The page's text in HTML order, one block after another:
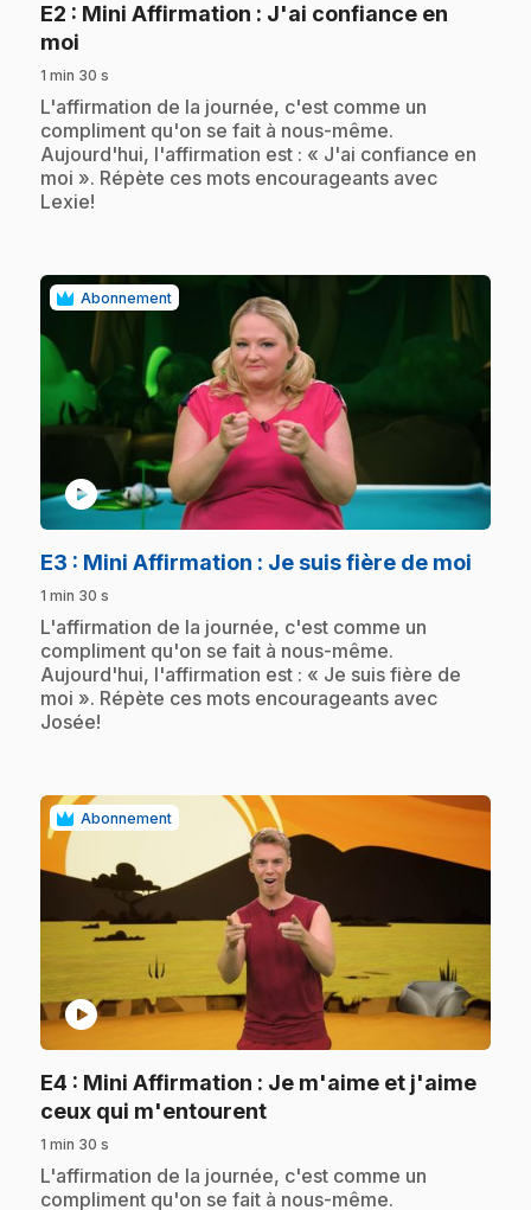
E2 : Mini Affirmation : J'ai confiance en
moi
1 min 30 s
.L'affirmation de la journée, c'est comme un
compliment qu'on se fait à nous-même.
Aujourd'hui, l'affirmation est : « J'ai confiance en
moi ». Répète ces mots encourageants avec
Lexie!
Abonnement
play_circle
E3 : Mini Affirmation : Je suis fière de moi
1 min 30 s
.L'affirmation de la journée, c'est comme un
compliment qu'on se fait à nous-même.
Aujourd'hui, l'affirmation est : « Je suis fière de
moi ». Répète ces mots encourageants avec
Josée!
Abonnement
play_circle
E4 : Mini Affirmation : Je m'aime et j'aime
ceux qui m'entourent.
1 min 30 s
.L'affirmation de la journée, c'est comme un
compliment qu'on se fait à nous-même.